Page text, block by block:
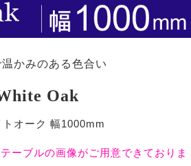
かみのある色合い
Oak
トオーク 幅1000mm
ーブルの画像がご用意できておりま